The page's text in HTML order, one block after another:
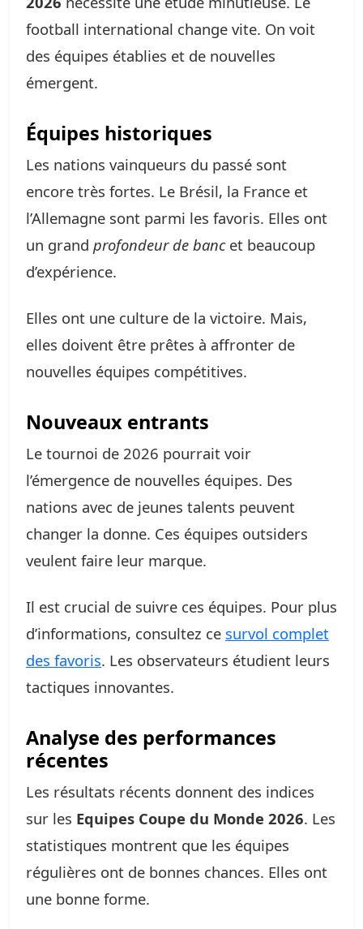
football international change vite. On voit
des équipes établies et de nouvelles
émergent.
Équipes historiques
Les nations vainqueurs du passé sont
encore très fortes. Le Brésil, la France et
l’Allemagne sont parmi les favoris. Elles ont
un grand profondeur de bancet beaucoup
d’expérience.
Elles ont une culture de la victoire. Mais,
elles doivent être prêtes à affronter de
nouvelles équipes compétitives.
Nouveaux entrants
Le tournoi de 2026 pourrait voir
l’émergence de nouvelles équipes. Des
nations avec de jeunes talents peuvent
changer la donne. Ces équipes outsiders
veulent faire leur marque.
Il est crucial de suivre ces équipes. Pour plus
d’informations, consultez ce survol complet
des favoris. Les observateurs étudient leurs
tactiques innovantes.
Analyse des performances
récentes
Les résultats récents donnent des indices
sur les Equipes Coupe du Monde 2026. Les
statistiques montrent que les équipes
régulières ont de bonnes chances. Elles ont
une bonne forme.